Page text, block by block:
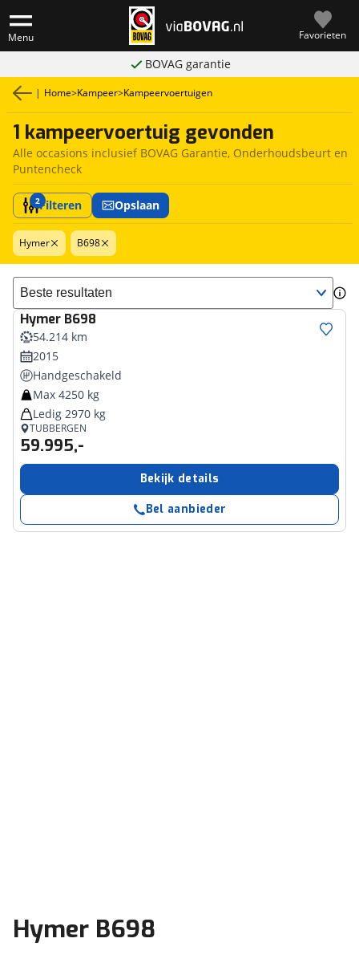
Menu Favorieten
BOVAG garantie
| Home>Kampeer>Kampeervoertuigen
1 kampeervoertuig gevonden
Alle occasions inclusief BOVAG Garantie, Onderhoudsbeurt en
Puntencheck
2Filteren Opslaan
Hymer B698
Sorteer resultaten
Hymer B698
54.214 km
2015
Handgeschakeld
Max 4250 kg
Ledig 2970 kg
TUBBERGEN
59.995,-
Bekijk details
Bel aanbieder
Hymer B698